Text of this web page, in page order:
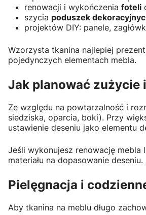
renowacji i wykończenia foteli
szycia poduszek
projektów DIY: panele,
Wzorzysta tkanina najlepiej
pojedynczych elementach mebla.
Jak planować zużycie
Ze względu na powtarzalność i
siedziska, oparcia, boki). Przy
ustawienie deseniu jako elementu
Jeśli wykonujesz renowację mebla
materiału na dopasowanie deseniu.
Pielęgnacja i
Aby tkanina na meblu długo